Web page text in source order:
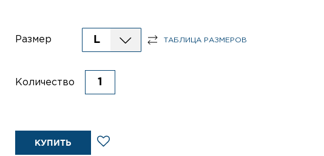
Размер L ТАБЛИЦА РАЗМЕРОВ
Количество
КУПИТЬ